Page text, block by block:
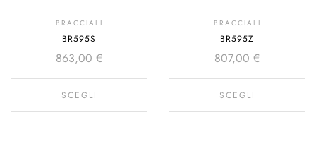
BRACCIALI
BR595S
863,00 €
SCEGLI
BRACCIALI
BR595Z
807,00 €
SCEGLI